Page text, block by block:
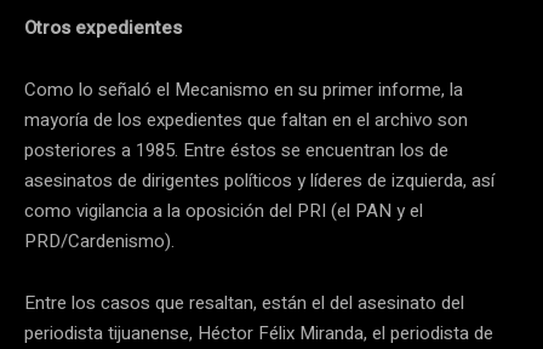
Otros expedientes
Como lo señaló el Mecanismo en su primer informe, la
mayoría de los expedientes que faltan en el archivo son
posteriores a 1985. Entre éstos se encuentran los de
asesinatos de dirigentes políticos y líderes de izquierda, así
como vigilancia a la oposición del PRI (el PAN y el
PRD/Cardenismo).
Entre los casos que resaltan, están el del asesinato del
periodista tijuanense, Héctor Félix Miranda, el periodista de